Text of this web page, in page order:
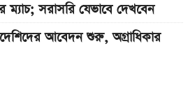
ম্যাচ; সরাসরি যেভাবে দেখবেন
আবেদন শুরু, অগ্রাধিকার